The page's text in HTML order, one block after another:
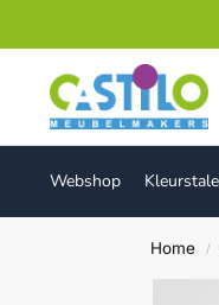
Webshop
Home /